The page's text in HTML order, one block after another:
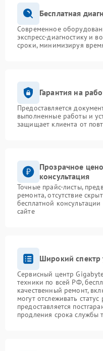
Бесплатная
Современное
экспресс-диагностику и
сроки, минимизируя
Гарантия на
Предоставляется
выполненные работы и
защищает клиента от
Прозрачное
консультация
Точные прайс-листы,
ремонта, отсутствие
бесплатной
сайте
Широкий спектр
Сервисный центр
техники по всей РФ,
качественный ремонт,
могут отслеживать
предоставляется
продления срока службы